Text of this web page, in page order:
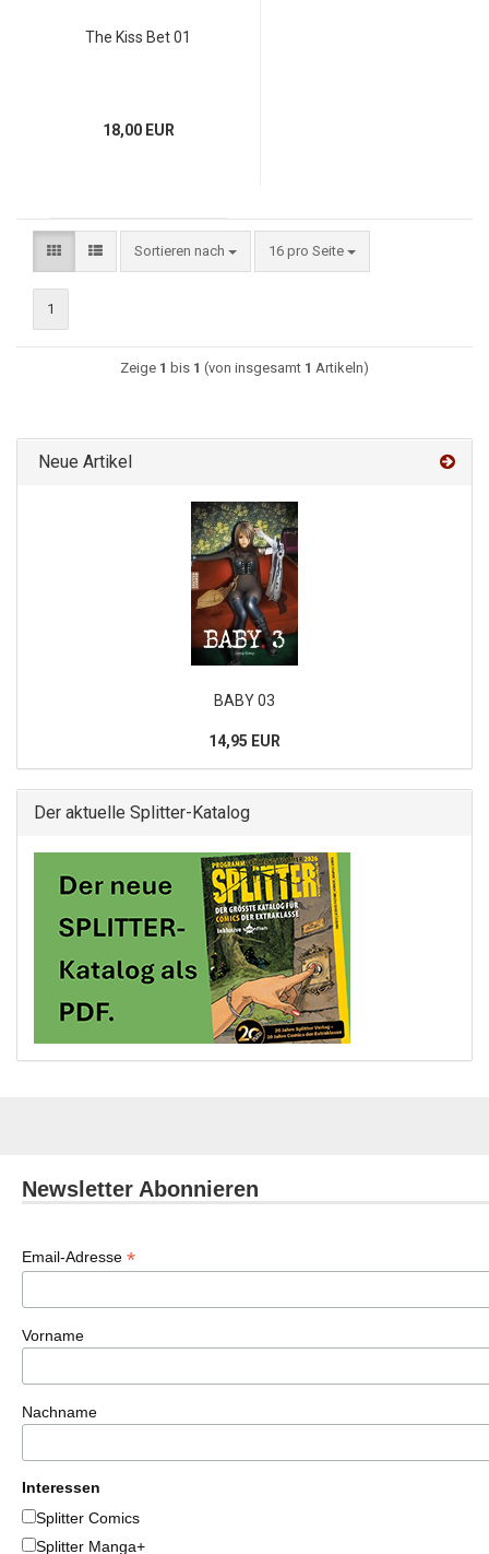
The Kiss Bet 01
18,00 EUR
Sortieren nach 16 pro Seite
1
Zeige 1 bis 1 (von insgesamt 1 Artikeln)
Neue Artikel
BABY 03
14,95 EUR
Der aktuelle Splitter-Katalog
Newsletter Abonnieren
Email-Adresse *
Vorname
Nachname
Interessen
Splitter Comics
Splitter Manga+